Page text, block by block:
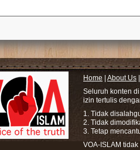
Home About Us
Seluruh konten
izin tertulis
1. Tidak
2. Tidak
3. Tetap
VOA-ISLAM